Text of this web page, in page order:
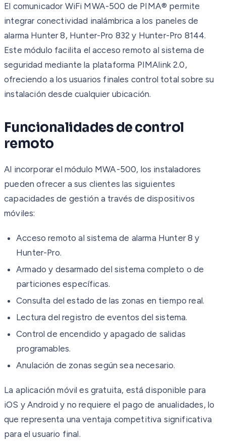
El comunicador WiFi MWA-500 de PIMA® permite
integrar conectividad inalámbrica a los paneles de
alarma Hunter 8, Hunter-Pro 832 y Hunter-Pro 8144.
Este módulo facilita el acceso remoto al sistema de
seguridad mediante la plataforma PIMAlink 2.0,
ofreciendo a los usuarios finales control total sobre su
instalación desde cualquier ubicación.
Funcionalidades de control
remoto
Al incorporar el módulo MWA-500, los instaladores
pueden ofrecer a sus clientes las siguientes
capacidades de gestión a través de dispositivos
móviles:
Acceso remoto al sistema de alarma Hunter 8 y
Hunter-Pro.
Armado y desarmado del sistema completo o de
particiones específicas.
Consulta del estado de las zonas en tiempo real.
Lectura del registro de eventos del sistema.
Control de encendido y apagado de salidas
programables.
Anulación de zonas según sea necesario.
La aplicación móvil es gratuita, está disponible para
iOS y Android y no requiere el pago de anualidades, lo
que representa una ventaja competitiva significativa
para el usuario final.